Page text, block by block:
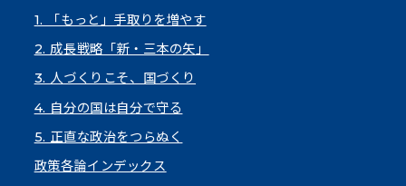
1. 「もっと」手取りを増やす
2. 成長戦略「新・三本の矢」
3. 人づくりこそ、国づくり
4. 自分の国は自分で守る
5. 正直な政治をつらぬく
政策各論インデックス